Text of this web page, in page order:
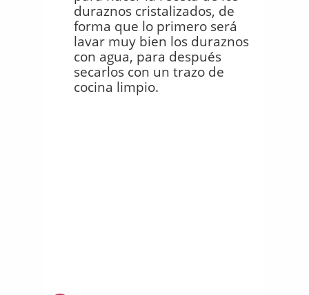
duraznos cristalizados, de
forma que lo primero será
lavar muy bien los duraznos
con agua, para después
secarlos con un trazo de
cocina limpio.